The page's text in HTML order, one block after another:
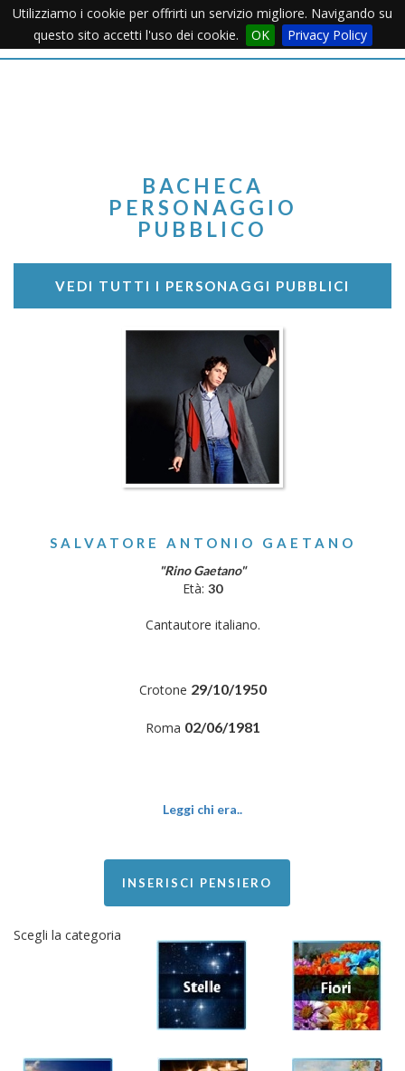
Utilizziamo i cookie per offrirti un servizio migliore. Navigando su
questo sito accetti l'uso dei cookie.
OK Privacy PolicyMenu
BACHECA
PERSONAGGIO
PUBBLICO
VEDI TUTTI I PERSONAGGI PUBBLICI
SALVATORE ANTONIO GAETANO
"Rino Gaetano"
Età: 30
Cantautore italiano.
Crotone 29/10/1950
Roma 02/06/1981
Leggi chi era..
INSERISCI PENSIERO
Scegli la categoria